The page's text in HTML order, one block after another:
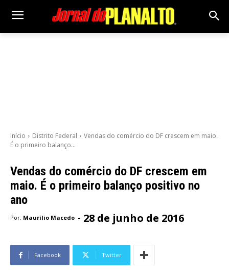
Início Distrito Federal
Vendas do comércio do DF crescem em maio.
É o primeiro balanço...
Vendas do comércio do DF crescem em
maio. É o primeiro balanço positivo no
ano
Por: Maurílio Macedo - 28 de junho de 2016
Facebook Twitter